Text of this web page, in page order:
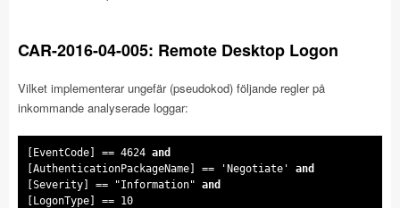
CAR-2016-04-005: Remote Desktop Logon
Vilket implementerar ungefär (pseudokod) följande regler på
inkommande analyserade loggar:
[EventCode] == 4624
[AuthenticationPackageName] == 'Negotiate'
[Severity] == "Information"
[LogonType] == 10